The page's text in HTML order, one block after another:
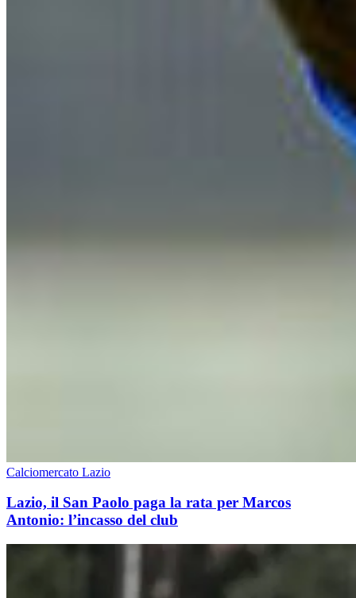
Calciomercato Lazio
Lazio, il San Paolo paga la rata per Marcos
Antonio: l’incasso del club